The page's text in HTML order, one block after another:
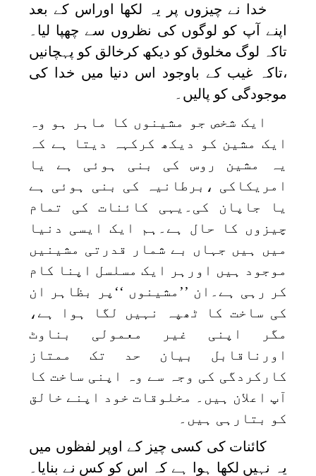
خدا نے چیزوں پر یہ لکھا اوراس کے بعد
اپنے آپ کو لوگوں کی نظروں سے چھپا لیا۔
تاکہ لوگ مخلوق کو دیکھ کرخالق کو پہچانیں
،تاکہ غیب کے باوجود اس دنیا میں خدا کی
موجودگی کو پالیں۔
ایک شخص جو مشینوں کا ماہر ہو وہ
ایک مشین کو دیکھ کرکہہ دیتا ہے کہ
یہ مشین روس کی بنی ہوئی ہے یا
امریکاکی ،برطانیہ کی بنی ہوئی ہے
یا جاپان کی۔یہی کائنات کی تمام
چیزوں کا حال ہے۔ہم ایک ایسی دنیا
میں ہیں جہاں بے شمار قدرتی مشینیں
موجود ہیں اورہر ایک مسلسل اپنا کام
کر رہی ہے۔ان ’’مشینوں ‘‘پر بظاہر ان
کی ساخت کا ٹھپہ نہیں لگا ہوا ہے،
مگر اپنی غیر معمولی بناوٹ
اورناقابل بیان حد تک ممتاز
کارکردگی کی وجہ سے وہ اپنی ساخت کا
آپ اعلان ہیں۔ مخلوقات خود اپنے خالق
کو بتارہی ہیں۔
کائنات کی کسی چیز کے اوپر لفظوں میں
یہ نہیں لکھا ہوا ہے کہ اس کو کس نے بنایا۔